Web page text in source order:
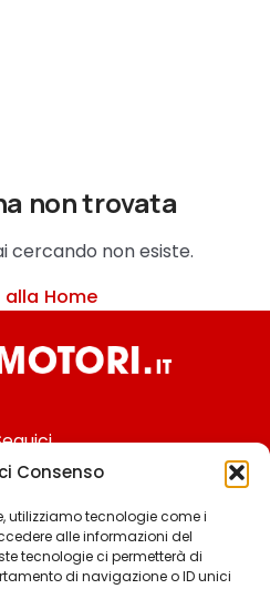
Consenso
utilizziamo tecnologie come i
alle informazioni del
tecnologie ci permetterà di
di navigazione o ID unici
non trovata
cercando non esiste.
alla Home
siamo